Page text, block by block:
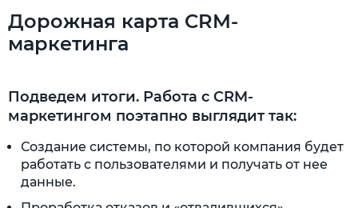
Дорожная карта CRM-
маркетинга
Подведем итоги. Работа с CRM-
маркетингом поэтапно выглядит так:
Создание системы, по которой компания будет
работать с пользователями и получать от нее
данные.